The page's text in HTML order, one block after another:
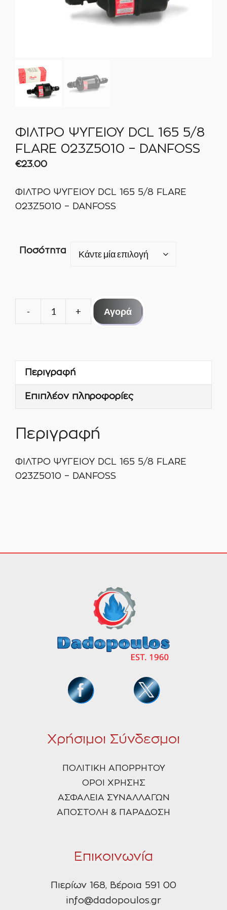
ΦΙΛΤΡΟ ΨΥΓΕΙΟΥ DCL 165 5/8
FLARE 023Z5010 – DANFOSS
€23.00
ΦΙΛΤΡΟ ΨΥΓΕΙΟΥ DCL 165 5/8 FLARE
023Z5010 – DANFOSS
Ποσότητα
ΦΙΛΤΡΟ
023Z5010
DANFOSS
Αγορά
Περιγραφή
Επιπλέον πληροφορίες
Περιγραφή
ΦΙΛΤΡΟ ΨΥΓΕΙΟΥ DCL 165 5/8 FLARE
023Z5010 – DANFOSS
Χρήσιμοι Σύνδεσμοι
ΠΟΛΙΤΙΚΗ ΑΠΟΡΡΗΤΟΥ
ΟΡΟΙ ΧΡΗΣΗΣ
ΑΣΦΑΛΕΙΑ ΣΥΝΑΛΛΑΓΩΝ
ΑΠΟΣΤΟΛΗ & ΠΑΡΑΔΟΣΗ
Επικοινωνία
Πιερίων 168, Βέροια 591 00
info@dadopoulos.gr